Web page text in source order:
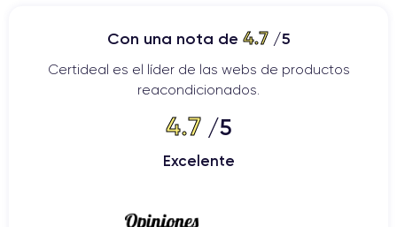
Con una nota de 4.7/5
Certideal es el líder de las webs de productos
reacondicionados.
4.7/5
Excelente